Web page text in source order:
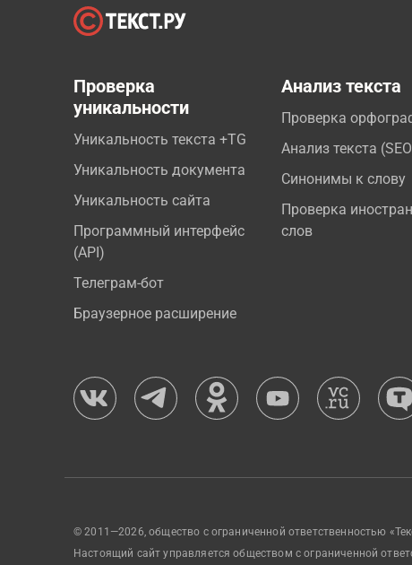
Проверка
уникальности
Уникальность текста +TG
Уникальность документа
Уникальность сайта
Программный интерфейс
(API)
Телеграм-бот
Браузерное расширение
Анализ текста
Проверка
Анализ текста
Синонимы к слову
Проверка
слов
© 2011—2026, общество с ограниченной ответственностью
Настоящий сайт управляется обществом с ограниченной